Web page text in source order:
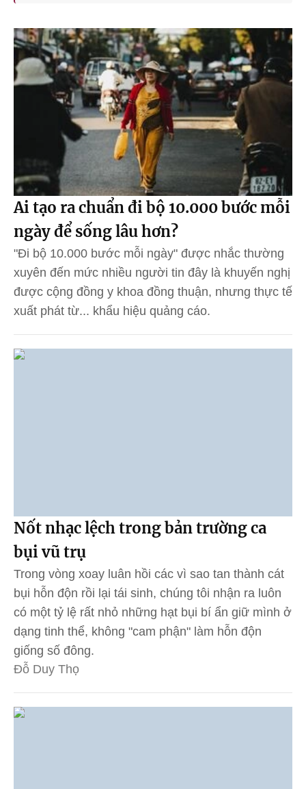
Ai tạo ra chuẩn đi bộ 10.000 bước mỗi
ngày để sống lâu hơn?
"Đi bộ 10.000 bước mỗi ngày" được nhắc thường
xuyên đến mức nhiều người tin đây là khuyến nghị
được cộng đồng y khoa đồng thuận, nhưng thực tế
xuất phát từ... khẩu hiệu quảng cáo.
Nốt nhạc lệch trong bản trường ca
bụi vũ trụ
Trong vòng xoay luân hồi các vì sao tan thành cát
bụi hỗn độn rồi lại tái sinh, chúng tôi nhận ra luôn
có một tỷ lệ rất nhỏ những hạt bụi bí ẩn giữ mình ở
dạng tinh thể, không "cam phận" làm hỗn độn
giống số đông.
Đỗ Duy Thọ